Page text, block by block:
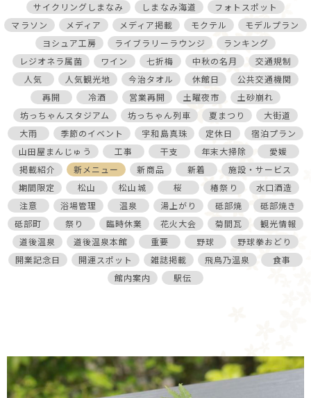
サイクリングしまなみ
しまなみ海道
フォトスポット
マラソン
メディア メディア掲載 モクテル
モデルプラン
ヨシュア工房
ライブラリーラウンジ
ランキング
レジオネラ属菌
ワイン 七折梅 中秋の名月
交通規制
人気
人気観光地 今治タオル 休館日
公共交通機関
再開
冷酒 営業再開 土曜夜市
土砂崩れ
坊っちゃんスタジアム
坊っちゃん列車 夏まつり
大街道
大雨
季節のイベント 宇和島真珠 定休日
宿泊プラン
山田屋まんじゅう
工事 干支 年末大掃除
愛媛
掲載紹介
新メニュー 新商品 新着
施設・サービス
期間限定
松山 松山城 桜 椿祭り
水口酒造
注意
浴場管理 温泉 湯上がり 砥部焼
砥部焼き
砥部町
祭り 臨時休業 花火大会 菊間瓦
観光情報
道後温泉
道後温泉本館 重要 野球
野球拳おどり
開業記念日
開運スポット 雑誌掲載 飛鳥乃温泉
食事
館内案内
駅伝